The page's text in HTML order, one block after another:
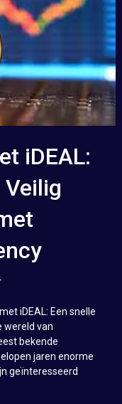
iDEAL:
Veilig
iDEAL: Een snelle
wereld van
bekende
jaren enorme
geïnteresseerd